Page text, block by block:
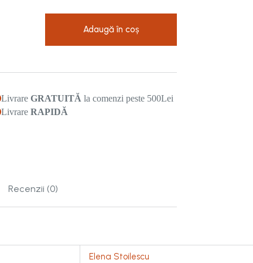
Adaugă în coș
Livrare GRATUITĂ la comenzi peste 500Lei
Livrare RAPIDĂ
Recenzii (0)
Elena Stoilescu